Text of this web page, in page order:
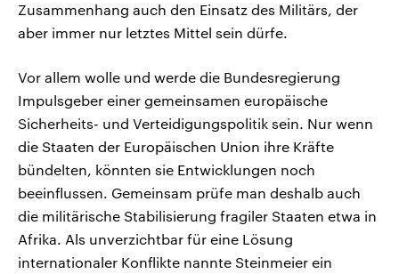
Zusammenhang auch den Einsatz des Militärs, der
aber immer nur letztes Mittel sein dürfe.
Vor allem wolle und werde die Bundesregierung
Impulsgeber einer gemeinsamen europäische
Sicherheits- und Verteidigungspolitik sein. Nur wenn
die Staaten der Europäischen Union ihre Kräfte
bündelten, könnten sie Entwicklungen noch
beeinflussen. Gemeinsam prüfe man deshalb auch
die militärische Stabilisierung fragiler Staaten etwa in
Afrika. Als unverzichtbar für eine Lösung
internationaler Konflikte nannte Steinmeier ein